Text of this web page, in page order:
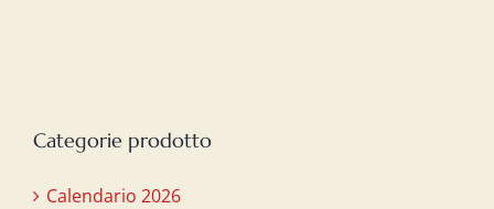
Categorie prodotto
Calendario 2026